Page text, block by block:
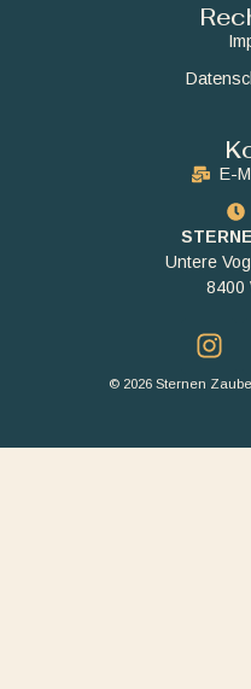
E-
Untere
8400
© 2026 Sternen